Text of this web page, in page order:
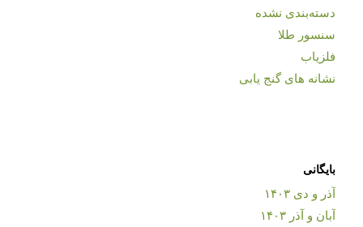
دسته‌بندی نشده
سنسور طلا
فلزیاب
نشانه های گنج یابی
بایگانی
آذر و دی ۱۴۰۳
آبان و آذر ۱۴۰۳